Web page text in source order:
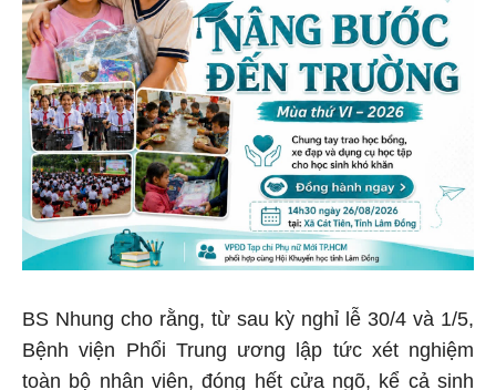
BS Nhung cho rằng, từ sau kỳ nghỉ lễ 30/4 và 1/5,
Bệnh viện Phổi Trung ương lập tức xét nghiệm
toàn bộ nhân viên, đóng hết cửa ngõ, kể cả sinh